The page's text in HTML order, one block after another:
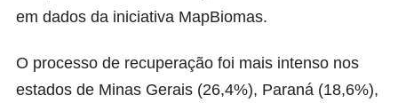
em dados da iniciativa MapBiomas.
O processo de recuperação foi mais intenso nos
estados de Minas Gerais (26,4%), Paraná (18,6%),